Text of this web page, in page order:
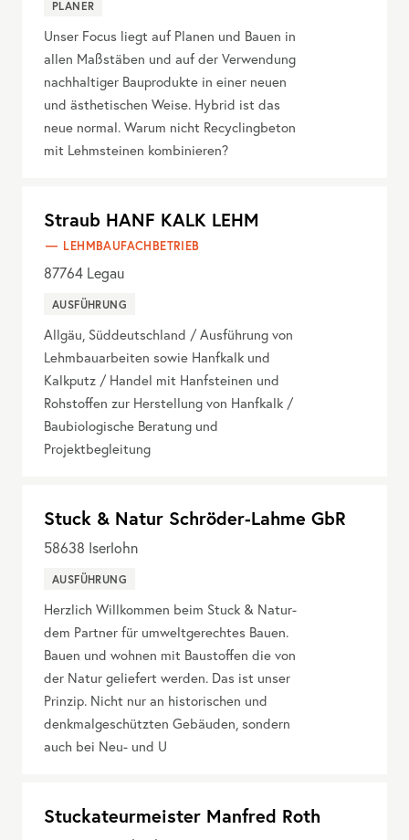
PLANER
Unser Focus liegt auf Planen und Bauen in
allen Maßstäben und auf der Verwendung
nachhaltiger Bauprodukte in einer neuen
und ästhetischen Weise. Hybrid ist das
neue normal. Warum nicht Recyclingbeton
mit Lehmsteinen kombinieren?
Straub HANF KALK LEHM
LEHMBAUFACHBETRIEB
87764 Legau
AUSFÜHRUNG
Allgäu, Süddeutschland / Ausführung von
Lehmbauarbeiten sowie Hanfkalk und
Kalkputz / Handel mit Hanfsteinen und
Rohstoffen zur Herstellung von Hanfkalk /
Baubiologische Beratung und
Projektbegleitung
Stuck & Natur Schröder-Lahme GbR
58638 Iserlohn
AUSFÜHRUNG
Herzlich Willkommen beim Stuck & Natur-
dem Partner für umweltgerechtes Bauen.
Bauen und wohnen mit Baustoffen die von
der Natur geliefert werden. Das ist unser
Prinzip. Nicht nur an historischen und
denkmalgeschützten Gebäuden, sondern
auch bei Neu- und U
Stuckateurmeister Manfred Roth